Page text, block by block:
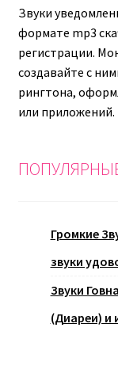
Звуки
формате mp3
регистрации.
создавайте с
рингтона,
или приложений.
Громкие
звуки
Звуки
(Диареи) и